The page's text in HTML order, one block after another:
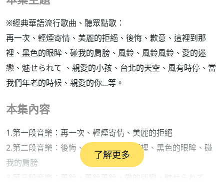
※經典華語流行歌曲、聽眾點歌：
再一次、輕煙寄情、美麗的拒絕、後悔、歉意、這裡到那
裡、黑色的眼眸、碰我的肩膀、風鈴、風鈴風鈴、愛的迷
戀、魅せられて 、親愛的小孩、台北的天空、風有時停、當
我們年老的時候、親愛的你...等。
本集內容
1.第一段音樂：再一次、輕煙寄情、美麗的拒絕
2.第二段音樂：後悔、歉意、這裡到那裡、黑色的眼眸、碰
我的肩膀
了解更多